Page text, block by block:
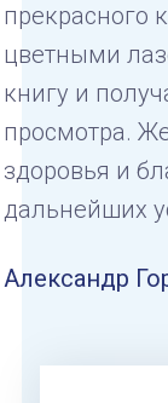
прекрасного
цветными
книгу и
просмотра.
здоровья и
дальнейших
Александр